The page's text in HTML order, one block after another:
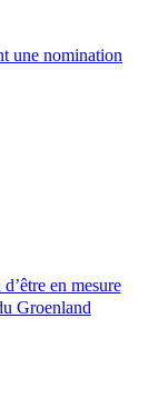
une nomination
en mesure
Groenland